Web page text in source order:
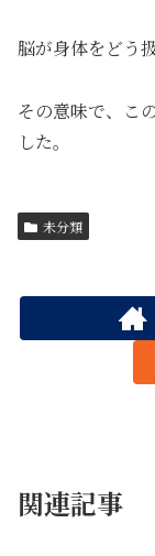
脳が身体をどう
その意味で、こ
した。
未分類
関連記事